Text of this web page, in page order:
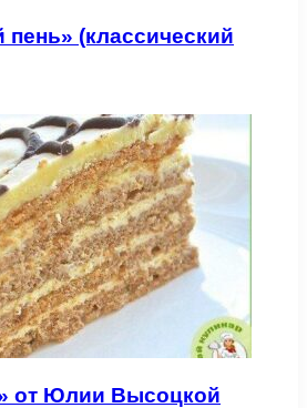
(классический
от Юлии Высоцкой